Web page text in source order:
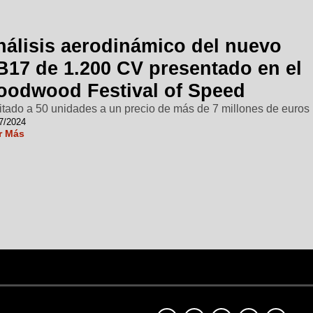
aerodinámico del nuevo
de 1.200 CV presentado en el
Festival of Speed
a 50 unidades a un precio de más de 7 millones de euros
2024
Más